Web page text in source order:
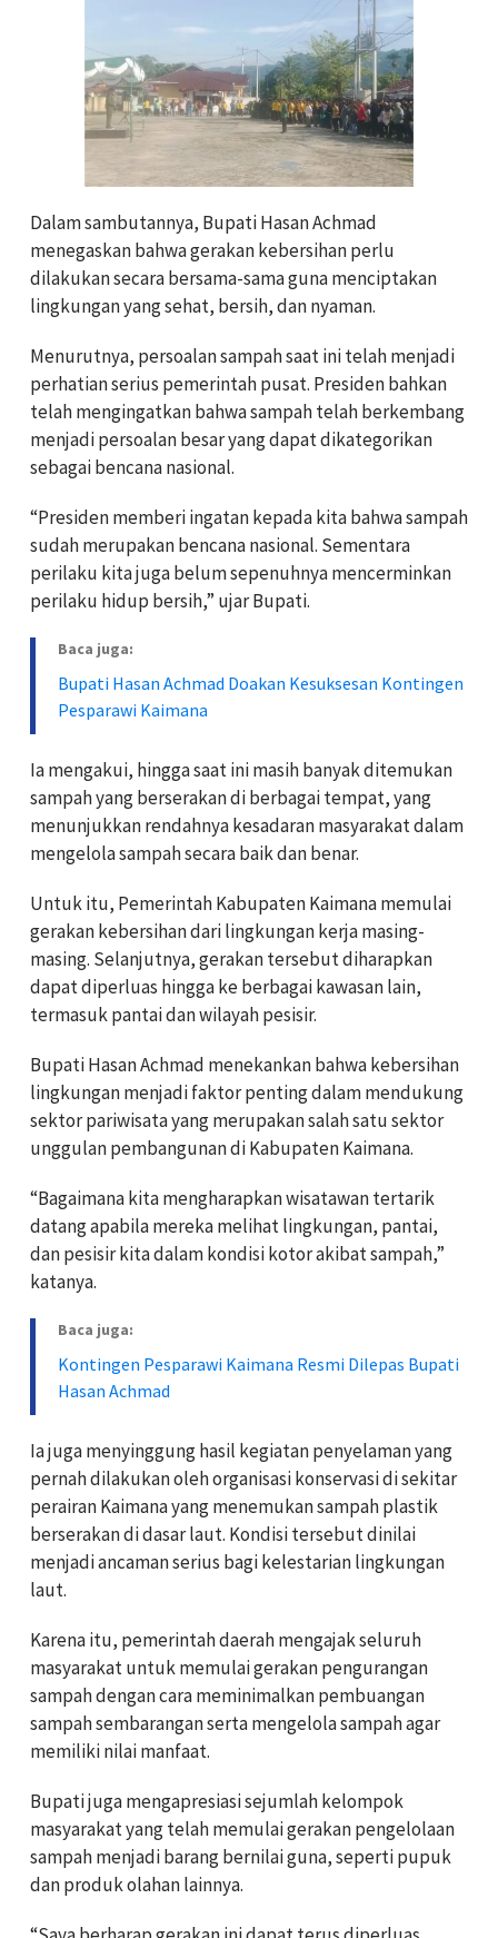
Dalam sambutannya, Bupati Hasan Achmad
menegaskan bahwa gerakan kebersihan perlu
dilakukan secara bersama-sama guna menciptakan
lingkungan yang sehat, bersih, dan nyaman.
Menurutnya, persoalan sampah saat ini telah menjadi
perhatian serius pemerintah pusat. Presiden bahkan
telah mengingatkan bahwa sampah telah berkembang
menjadi persoalan besar yang dapat dikategorikan
sebagai bencana nasional.
“Presiden memberi ingatan kepada kita bahwa sampah
sudah merupakan bencana nasional. Sementara
perilaku kita juga belum sepenuhnya mencerminkan
perilaku hidup bersih,” ujar Bupati.
Baca juga:
Bupati Hasan Achmad Doakan Kesuksesan Kontingen
Pesparawi Kaimana
Ia mengakui, hingga saat ini masih banyak ditemukan
sampah yang berserakan di berbagai tempat, yang
menunjukkan rendahnya kesadaran masyarakat dalam
mengelola sampah secara baik dan benar.
Untuk itu, Pemerintah Kabupaten Kaimana memulai
gerakan kebersihan dari lingkungan kerja masing-
masing. Selanjutnya, gerakan tersebut diharapkan
dapat diperluas hingga ke berbagai kawasan lain,
termasuk pantai dan wilayah pesisir.
Bupati Hasan Achmad menekankan bahwa kebersihan
lingkungan menjadi faktor penting dalam mendukung
sektor pariwisata yang merupakan salah satu sektor
unggulan pembangunan di Kabupaten Kaimana.
“Bagaimana kita mengharapkan wisatawan tertarik
datang apabila mereka melihat lingkungan, pantai,
dan pesisir kita dalam kondisi kotor akibat sampah,”
katanya.
Baca juga:
Kontingen Pesparawi Kaimana Resmi Dilepas Bupati
Hasan Achmad
Ia juga menyinggung hasil kegiatan penyelaman yang
pernah dilakukan oleh organisasi konservasi di sekitar
perairan Kaimana yang menemukan sampah plastik
berserakan di dasar laut. Kondisi tersebut dinilai
menjadi ancaman serius bagi kelestarian lingkungan
laut.
Karena itu, pemerintah daerah mengajak seluruh
masyarakat untuk memulai gerakan pengurangan
sampah dengan cara meminimalkan pembuangan
sampah sembarangan serta mengelola sampah agar
memiliki nilai manfaat.
Bupati juga mengapresiasi sejumlah kelompok
masyarakat yang telah memulai gerakan pengelolaan
sampah menjadi barang bernilai guna, seperti pupuk
dan produk olahan lainnya.